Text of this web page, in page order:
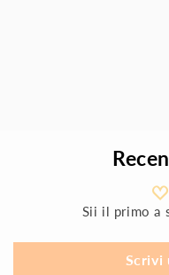
Sii il primo a
Scrivi